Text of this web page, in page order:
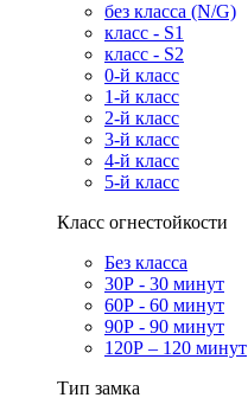
без класса (N/G)
класс - S1
класс - S2
0-й класс
1-й класс
2-й класс
3-й класс
4-й класс
5-й класс
Класс огнестойкости
Без класса
30Р - 30 минут
60Р - 60 минут
90Р - 90 минут
120Р – 120 минут
Тип замка